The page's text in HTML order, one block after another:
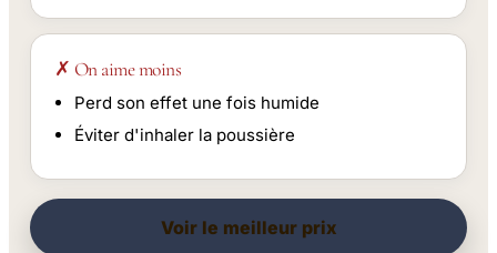
✗ On aime moins
Perd son effet une fois humide
Éviter d'inhaler la poussière
Voir le meilleur prix